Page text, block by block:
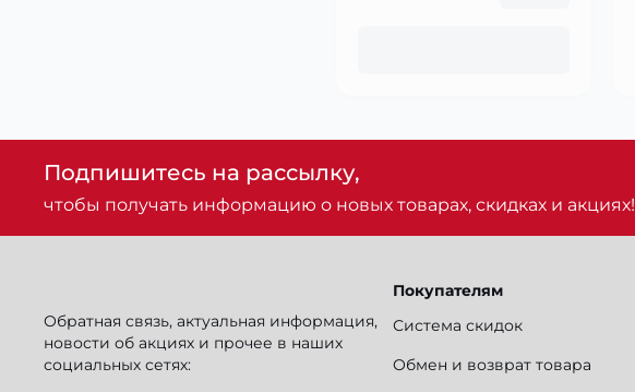
Подпишитесь на рассылку,
чтобы получать информацию о новых товарах, скидках и акциях!
Обратная связь, актуальная информация,
новости об акциях и прочее в наших
социальных сетях:
Покупателям
Система скидок
Обмен и возврат товара